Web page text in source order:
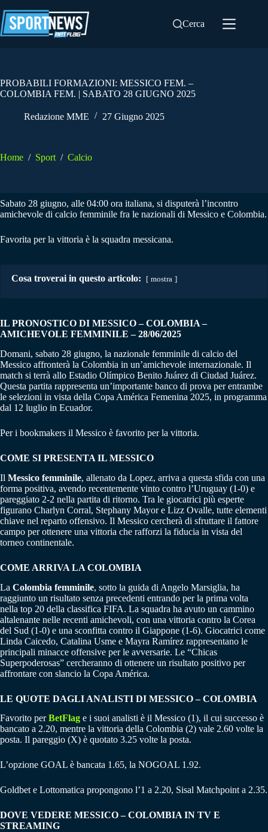
al
contenuto
Cerca
PROBABILI FORMAZIONI: MESSICO FEM. –
COLOMBIA FEM. | SABATO 28 GIUGNO 2025
Redazione MME 27 Giugno 2025
Home / Sport / Calcio
Sabato 28 giugno, alle 04:00 ora italiana, si disputerà l’incontro
amichevole di calcio femminile fra le nazionali di Messico e Colombia.
Favorita per la vittoria è la squadra messicana.
Cosa troverai in questo articolo: mostra
IL PRONOSTICO DI MESSICO – COLOMBIA–
AMICHEVOLE FEMMINILE – 28/06/2025
Domani, sabato 28 giugno, la nazionale femminile di calcio del
Messico affronterà la Colombia in un’amichevole internazionale. Il
match si terrà allo Estadio Olímpico Benito Juárez di Ciudad Juárez.
Questa partita rappresenta un’importante banco di prova per entrambe
le selezioni in vista della Copa América Femenina 2025, in programma
dal 12 luglio in Ecuador.
Per i bookmakers il Messico è favorito per la vittoria.
COME SI PRESENTA IL MESSICO
Il Messico femminile, allenato da Lopez, arriva a questa sfida con una
forma positiva, avendo recentemente vinto contro l’Uruguay (1-0) e
pareggiato 2-2 nella partita di ritorno. Tra le giocatrici più esperte
figurano Charlyn Corral, Stephany Mayor e Lizz Ovalle, tutte elementi
chiave nel reparto offensivo. Il Messico cercherà di sfruttare il fattore
campo per ottenere una vittoria che rafforzi la fiducia in vista del
torneo continentale.
COME ARRIVA LA COLOMBIA
La Colombia femminile, sotto la guida di Angelo Marsiglia, ha
raggiunto un risultato senza precedenti entrando per la prima volta
nella top 20 della classifica FIFA. La squadra ha avuto un cammino
altalenante nelle recenti amichevoli, con una vittoria contro la Corea
del Sud (1-0) e una sconfitta contro il Giappone (1-6). Giocatrici come
Linda Caicedo, Catalina Usme e Mayra Ramírez rappresentano le
principali minacce offensive per le avversarie. Le “Chicas
Superpoderosas” cercheranno di ottenere un risultato positivo per
affrontare con slancio la Copa América.
LE QUOTE DAGLI ANALISTI DI MESSICO – COLOMBIA
Favorito perBetFlag e i suoi analisti è il Messico (1), il cui successo è
bancato a 2.20, mentre la vittoria della Colombia (2) vale 2.60 volte la
posta. Il pareggio (X) è quotato 3.25 volte la posta.
L’opzione GOAL è bancata 1.65, la NOGOAL 1.92.
Goldbet e Lottomatica propongono l’1 a 2.20, Sisal Matchpoint a 2.35.
DOVE VEDERE MESSICO – COLOMBIA IN TV E
STREAMING